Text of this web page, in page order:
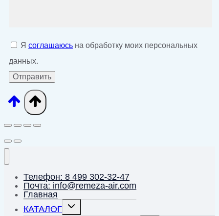
Я соглашаюсь на обработку моих персональных
данных.
Телефон: 8 499 302-32-47
Почта: info@remeza-air.com
Главная
КАТАЛОГ
Переключить